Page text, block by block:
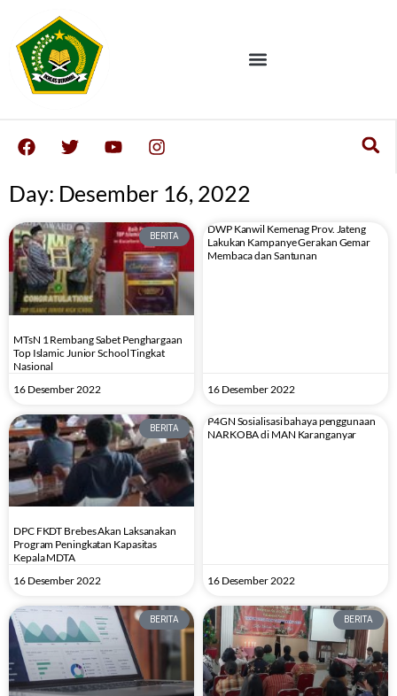
Day: Desember 16, 2022
BERITA
MTsN 1 Rembang Sabet Penghargaan
Top Islamic Junior School Tingkat
Nasional
16 Desember 2022
DWP Kanwil Kemenag Prov. Jateng
Lakukan Kampanye Gerakan Gemar
Membaca dan Santunan
16 Desember 2022
BERITA
DPC FKDT Brebes Akan Laksanakan
Program Peningkatan Kapasitas
Kepala MDTA
16 Desember 2022
P4GN Sosialisasi bahaya penggunaan
NARKOBA di MAN Karanganyar
16 Desember 2022
BERITA BERITA